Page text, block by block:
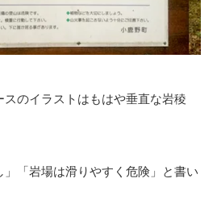
のイラストはもはや垂直な岩稜
「岩場は滑りやすく危険」と書い